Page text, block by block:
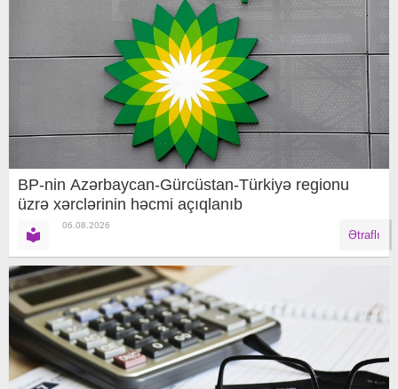
BP-nin Azərbaycan-Gürcüstan-Türkiyə regionu
üzrə xərclərinin həcmi açıqlanıb
06.08.2026
Ətraflı